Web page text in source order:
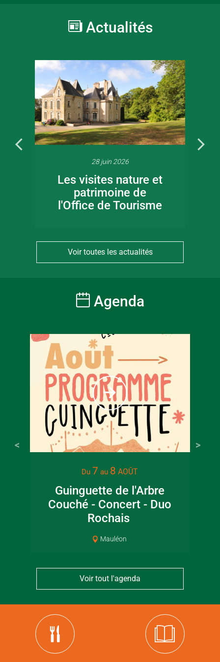
Actualités
28 juin 2026
Les visites nature et
patrimoine de
l'Office de Tourisme
Voir toutes les actualités
Agenda
Du 7 au 8 AOÛT
Guinguette de l'Arbre
Couché - Concert - Duo
Rochais
Mauléon
Voir tout l'agenda